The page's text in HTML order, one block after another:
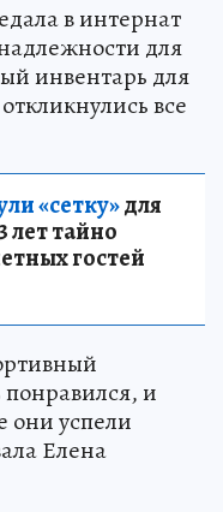
в интернат
для
инвентарь для
все
«сетку»для
лет тайно
гостей
и
они успели
Елена